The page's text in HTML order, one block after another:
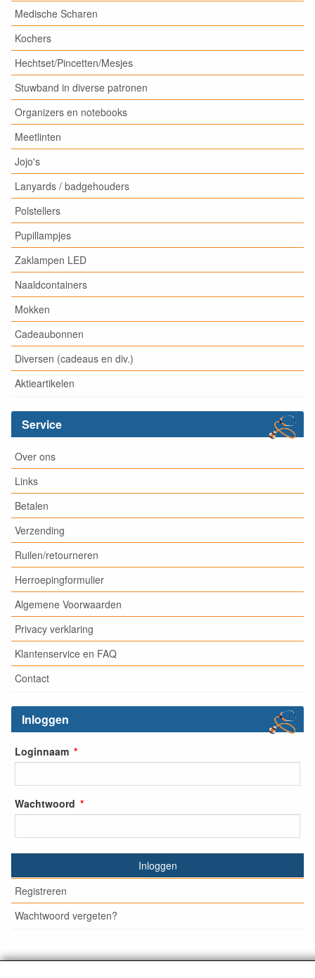
Medische Scharen
Kochers
Hechtset/Pincetten/Mesjes
Stuwband in diverse patronen
Organizers en notebooks
Meetlinten
Jojo's
Lanyards / badgehouders
Polstellers
Pupillampjes
Zaklampen LED
Naaldcontainers
Mokken
Cadeaubonnen
Diversen (cadeaus en div.)
Aktieartikelen
Service
Over ons
Links
Betalen
Verzending
Ruilen/retourneren
Herroepingformulier
Algemene Voorwaarden
Privacy verklaring
Klantenservice en FAQ
Contact
Inloggen
Loginnaam
Wachtwoord
Inloggen
Registreren
Wachtwoord vergeten?